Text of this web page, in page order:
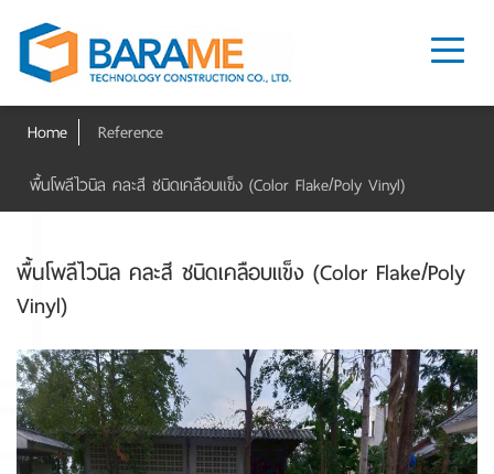
Home
Reference
พื้นโพลีไวนิล คละสี ชนิดเคลือบแข็ง (Color Flake/Poly Vinyl)
พื้นโพลีไวนิล คละสี ชนิดเคลือบแข็ง (Color Flake/Poly
Vinyl)